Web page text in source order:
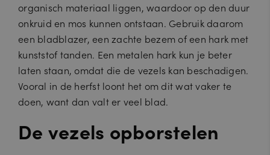
organisch materiaal liggen, waardoor op den duur
onkruid en mos kunnen ontstaan. Gebruik daarom
een bladblazer, een zachte bezem of een hark met
kunststof tanden. Een metalen hark kun je beter
laten staan, omdat die de vezels kan beschadigen.
Vooral in de herfst loont het om dit wat vaker te
doen, want dan valt er veel blad.
De vezels opborstelen